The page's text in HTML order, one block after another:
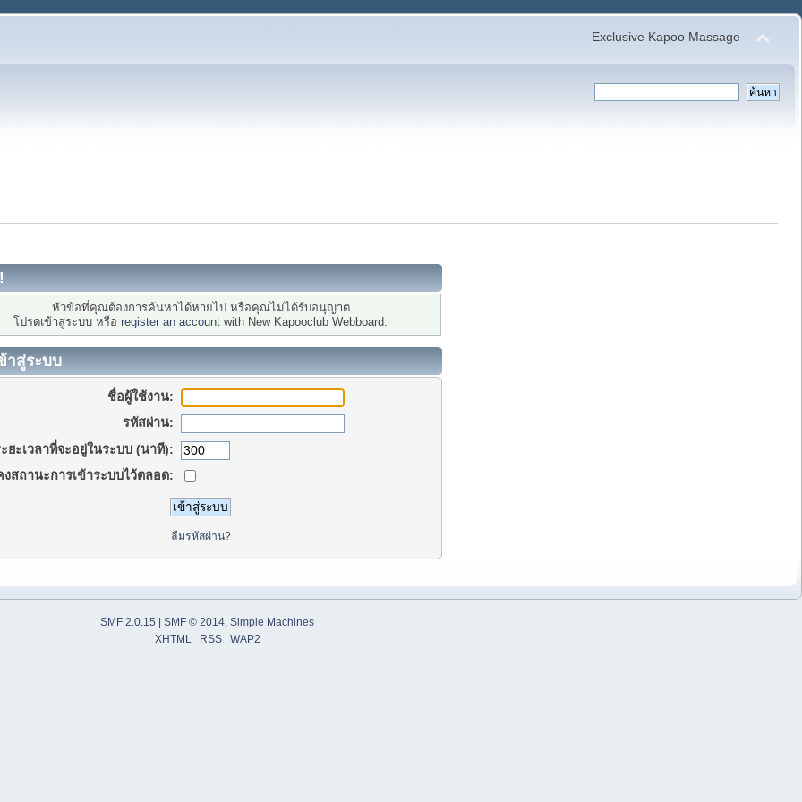
Exclusive Kapoo Massage
หัวข้อที่คุณต้องการค้นหาได้หายไป หรือคุณไม่ได้รับอนุญาต
โปรดเข้าสู่ระบบ หรือ register an account with New Kapooclub Webboard.
าสู่ระบบ
ชื่อผู้ใช้งาน:
รหัสผ่าน:
ยะเวลาที่จะอยู่ในระบบ (นาที):
งสถานะการเข้าระบบไว้ตลอด:
ลืมรหัสผ่าน?
SMF 2.0.15 SMF © 2014 Simple Machines
XHTML
RSS WAP2